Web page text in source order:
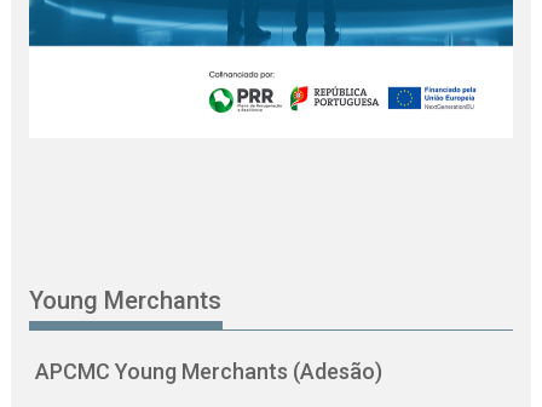
Young Merchants
APCMC Young Merchants (Adesão)